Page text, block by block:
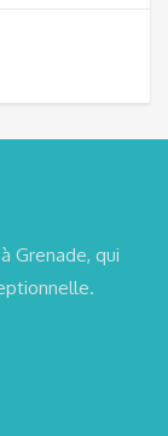
Grenade, qui